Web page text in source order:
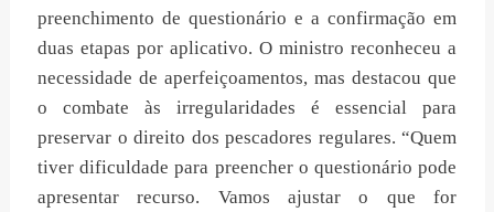
preenchimento de questionário e a confirmação em
duas etapas por aplicativo. O ministro reconheceu a
necessidade de aperfeiçoamentos, mas destacou que
o combate às irregularidades é essencial para
preservar o direito dos pescadores regulares. “Quem
tiver dificuldade para preencher o questionário pode
apresentar recurso. Vamos ajustar o que for